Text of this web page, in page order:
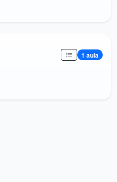
1 aula